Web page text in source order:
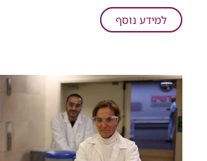
האחרון
נרשמה
הפניות
למכון
הארצי
למידע
בהרעלות
למידע נוסףעל
מסכנות
האחרון
נרשמה
עליה
במספר
הפניות